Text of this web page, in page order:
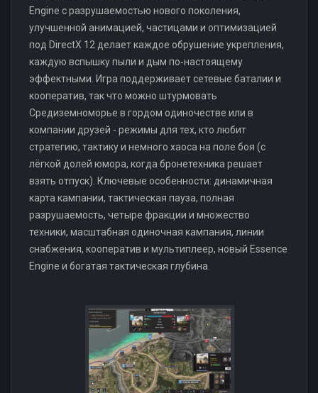
Engine с разрушаемостью нового поколения,
улучшенной анимацией, частицами и оптимизацией
под DirectX 12 делает каждое обрушение укрепления,
каждую вспышку пыли и дым по‑настоящему
эффектными. Игра поддерживает сетевые баталии и
кооператив, так что можно штурмовать
Средиземноморье в гордом одиночестве или в
компании друзей - режимы для тех, кто любит
стратегию, тактику и немного хаоса на поле боя (с
лёгкой долей юмора, когда бронетехника решает
взять отпуск). Ключевые особенности: динамичная
карта кампании, тактическая пауза, полная
разрушаемость, четыре фракции и множество
техники, масштабная одиночная кампания, линии
снабжения, кооператив и мультиплеер, новый Essence
Engine и богатая тактическая глубина.